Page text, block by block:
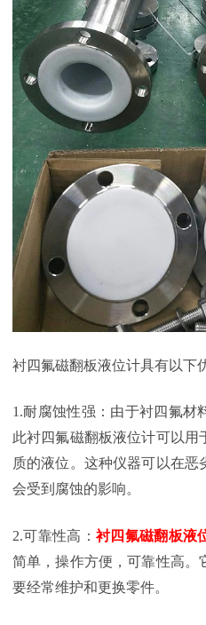
衬四氟磁翻板液位计具有以下
1.耐腐蚀性强：由于衬四氟材
此衬四氟磁翻板液位计可以用
质的液位。这种仪器可以在
会受到腐蚀的影响。
2.可靠性高： 衬四氟磁翻板液
简单，操作方便，可靠性高。
要经常维护和更换零件。